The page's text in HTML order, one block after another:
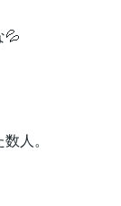
💦
人。